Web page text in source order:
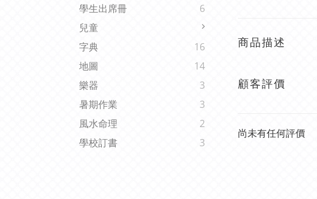
學生出席冊
6
兒童
字典
16
地圖
14
樂器
3
暑期作業
3
風水命理
2
學校訂書
3
商品描述
顧客評價
尚未有任何評價